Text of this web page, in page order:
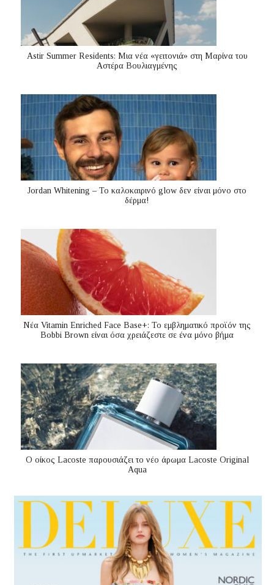
Astir Summer Residents: Μια νέα «γειτονιά» στη Μαρίνα του
Αστέρα Βουλιαγμένης
Jordan Whitening – Το καλοκαιρινό glow δεν είναι μόνο στο
δέρμα!
Nέα Vitamin Enriched Face Base+: Το εμβληματικό προϊόν της
Bobbi Brown είναι όσα χρειάζεστε σε ένα μόνο βήμα
Ο οίκος Lacoste παρουσιάζει το νέο άρωμα Lacoste Original
Aqua